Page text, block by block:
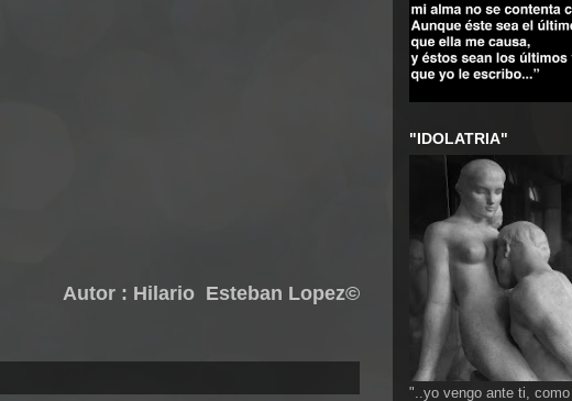
Autor : Hilario Esteban Lopez©
"IDOLATRIA"
"..yo vengo ante ti,